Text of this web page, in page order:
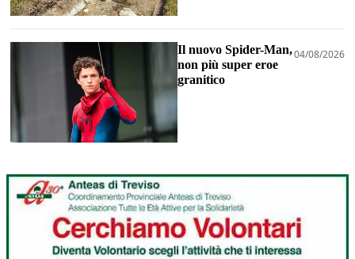
Il nuovo Spider-Man,
non più super eroe
granitico
04/08/2026